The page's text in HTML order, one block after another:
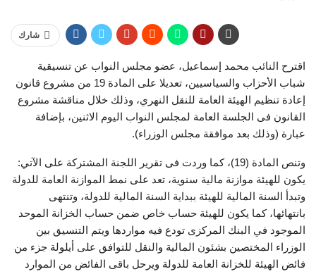
شارك
اقترح النائب محمد إسماعيل، عضو مجلس النواب عن تنسيقية
شباب الأحزاب والسياسيين، تعديلا على المادة 19 من مشروع قانون
إعادة تنظيم الهيئة العامة للنقل النهري، وذلك خلال مناقشة مشروع
القانون فى الجلسة العامة لمجلس النواب اليوم الاثنين، بإضافة
عبارة (وذلك بعد موافقة مجلس الوزراء).
وتنص المادة (19)، كما وردت فى تقرير اللجنة المشتركة على الآتي:
يكون للهيئة موازنة مالية سنوية، تعد على نمط الموازنة العامة للدولة
وتبدأ السنة المالية للهيئة ببداية السنة المالية للدولة، وتنتهى
بانتهائها، كما يكون للهيئة حساب خاص ضمن حساب الخزانة الموحد
الموجود في البنك المركزى تودع فيه مواردها ويتم التنسيق بين
الوزراء المختصين بشئون المالية والنقل للتوافق على أيلولة جزء من
فائض الهيئة للخزانة العامة للدولة ويرحل باقى الفائض من الموارد